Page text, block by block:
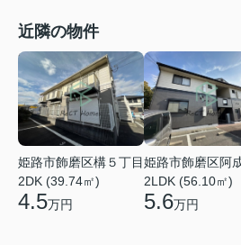
近隣の物件
姫路市飾磨区構５丁目
2DK (39.74㎡)
4.5万円
姫路市飾磨区阿
2LDK (56.10㎡)
5.6万円